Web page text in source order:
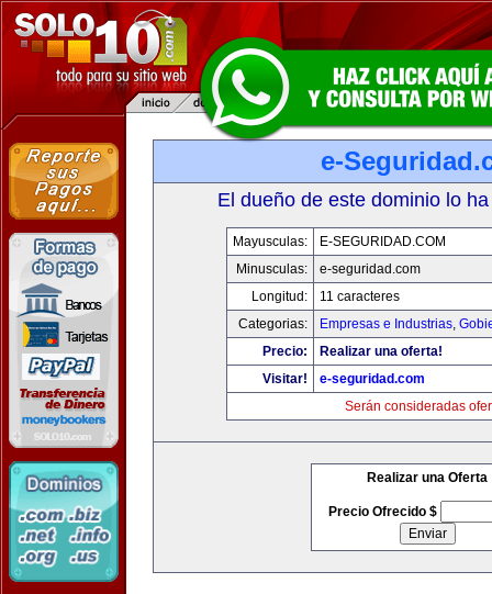
e-
El dueño de este dominio lo
Mayusculas:
E-SEGURIDAD.COM
Minusculas:
e-seguridad.com
Longitud:
11 caracteres
Categorias:
Empresas e Industrias,
Precio:
Realizar una oferta!
Visitar!
e-seguridad.com
Serán consideradas
Realizar una Oferta
Precio Ofrecido $